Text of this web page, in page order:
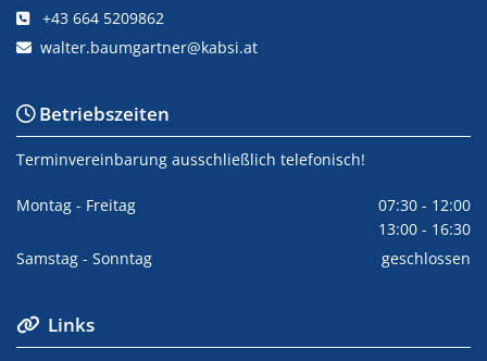
 +43 664 5209862
 walter.baumgartner@kabsi.at
Betriebszeiten
Terminvereinbarung ausschließlich telefonisch!
Montag - Freitag
07:30 - 12:00
13:00 - 16:30
Samstag - Sonntag
geschlossen
 Links